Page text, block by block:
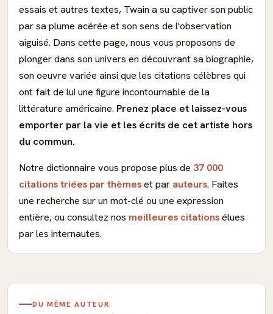
essais et autres textes, Twain a su captiver son public
par sa plume acérée et son sens de l'observation
aiguisé. Dans cette page, nous vous proposons de
plonger dans son univers en découvrant sa biographie,
son oeuvre variée ainsi que les citations célèbres qui
ont fait de lui une figure incontournable de la
littérature américaine. Prenez place et laissez-vous
emporter par la vie et les écrits de cet artiste hors
du commun.
Notre dictionnaire vous propose plus de 37 000
citations triées par thèmeset par auteurs. Faites
une recherche sur un mot-clé ou une expression
entière, ou consultez nos meilleures citationsélues
par les internautes.
DU MÊME AUTEUR